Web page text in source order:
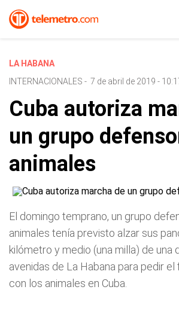
LA HABANA
INTERNACIONALES - 7 de abril de 2019 -
Cuba autoriza
un grupo
animales
El domingo temprano, un grupo
animales tenía previsto alzar sus
kilómetro y medio (una milla) de una
avenidas de La Habana para pedir el
con los animales en Cuba.